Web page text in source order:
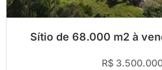
Sítio de 68.000 m2 à
R$